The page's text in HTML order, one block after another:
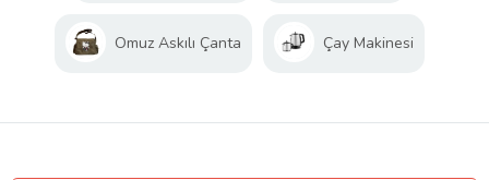
Omuz Askılı Çanta Çay Makinesi